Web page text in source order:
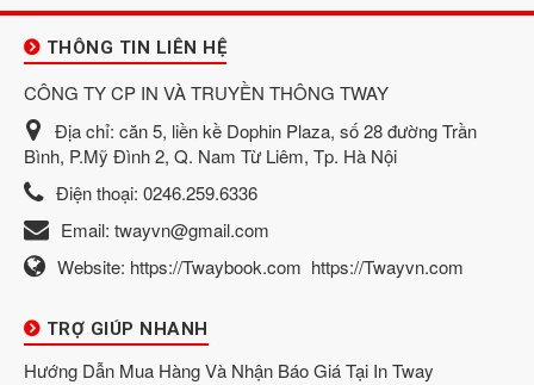
THÔNG TIN LIÊN HỆ
CÔNG TY CP IN VÀ TRUYỀN THÔNG TWAY
Địa chỉ: căn 5, liền kề Dophin Plaza, số 28 đường Trần
Bình, P.Mỹ Đình 2, Q. Nam Từ Liêm, Tp. Hà Nội
Điện thoại: 0246.259.6336
Email: twayvn@gmail.com
Website: https://Twaybook.com https://Twayvn.com
TRỢ GIÚP NHANH
Hướng Dẫn Mua Hàng Và Nhận Báo Giá Tại In Tway